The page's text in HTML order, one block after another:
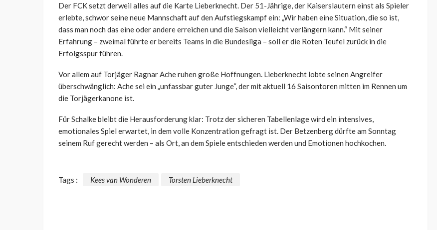
Der FCK setzt derweil alles auf die Karte Lieberknecht. Der 51-Jährige, der Kaiserslautern einst als Spieler
erlebte, schwor seine neue Mannschaft auf den Aufstiegskampf ein: „Wir haben eine Situation, die so ist,
dass man noch das eine oder andere erreichen und die Saison vielleicht verlängern kann.“ Mit seiner
Erfahrung – zweimal führte er bereits Teams in die Bundesliga – soll er die Roten Teufel zurück in die
Erfolgsspur führen.
Vor allem auf Torjäger Ragnar Ache ruhen große Hoffnungen. Lieberknecht lobte seinen Angreifer
überschwänglich: Ache sei ein „unfassbar guter Junge“, der mit aktuell 16 Saisontoren mitten im Rennen um
die Torjägerkanone ist.
Für Schalke bleibt die Herausforderung klar: Trotz der sicheren Tabellenlage wird ein intensives,
emotionales Spiel erwartet, in dem volle Konzentration gefragt ist. Der Betzenberg dürfte am Sonntag
seinem Ruf gerecht werden – als Ort, an dem Spiele entschieden werden und Emotionen hochkochen.
Tags : Kees van Wonderen Torsten Lieberknecht